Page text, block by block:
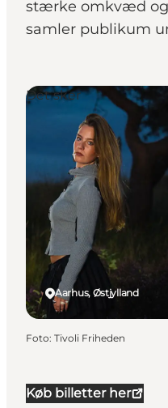
stærke omkvæd
samler publikum
Køb billetter her
Aarhus, Østjylland
Det sker
Foto: Tivoli Friheden